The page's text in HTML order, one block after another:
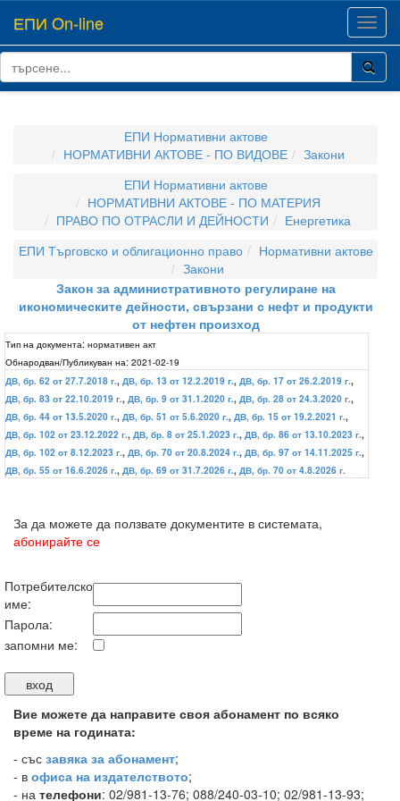
ЕПИ On-line
ЕПИ Нормативни актове
НОРМАТИВНИ АКТОВЕ - ПО ВИДОВЕ
Закони
ЕПИ Нормативни актове
НОРМАТИВНИ АКТОВЕ - ПО МАТЕРИЯ
ПРАВО ПО ОТРАСЛИ И ДЕЙНОСТИ
Енергетика
ЕПИ Търговско и облигационно право
Нормативни актове
Закони
Закон за административното регулиране на
икономическите дейности, свързани с нефт и продукти
от нефтен произход
Тип на документа: нормативен акт
Обнародван/Публикуван на: 2021-02-19
ДВ, бр. 62 от 27.7.2018 г., ДВ, бр. 13 от 12.2.2019 г., ДВ, бр. 17 от 26.2.2019 г.,
ДВ, бр. 83 от 22.10.2019 г., ДВ, бр. 9 от 31.1.2020 г., ДВ, бр. 28 от 24.3.2020 г.,
ДВ, бр. 44 от 13.5.2020 г., ДВ, бр. 51 от 5.6.2020 г., ДВ, бр. 15 от 19.2.2021 г.,
ДВ, бр. 102 от 23.12.2022 г., ДВ, бр. 8 от 25.1.2023 г., ДВ, бр. 86 от 13.10.2023 г.,
ДВ, бр. 102 от 8.12.2023 г., ДВ, бр. 70 от 20.8.2024 г., ДВ, бр. 97 от 14.11.2025 г.,
ДВ, бр. 55 от 16.6.2026 г., ДВ, бр. 69 от 31.7.2026 г., ДВ, бр. 70 от 4.8.2026 г.
За да можете да ползвате документите в системата,
абонирайте се
Потребителско
име:
Парола:
запомни ме:
Вие можете да направите своя абонамент по всяко
време на годината:
- със завяка за абонамент;
- в офиса на издателството;
- на телефони: 02/981-13-76; 088/240-03-10; 02/981-13-93;